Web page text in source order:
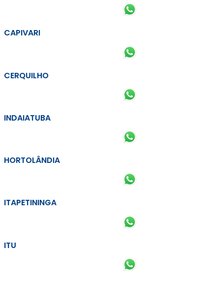
CAPIVARI
CERQUILHO
INDAIATUBA
HORTOLÂNDIA
ITAPETININGA
ITU